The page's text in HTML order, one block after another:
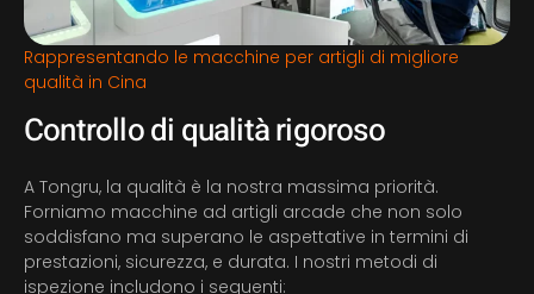
Rappresentando le macchine per artigli di migliore
qualità in Cina
Controllo di qualità rigoroso
A Tongru, la qualità è la nostra massima priorità.
Forniamo macchine ad artigli arcade che non solo
soddisfano ma superano le aspettative in termini di
prestazioni, sicurezza, e durata. I nostri metodi di
ispezione includono i seguenti: